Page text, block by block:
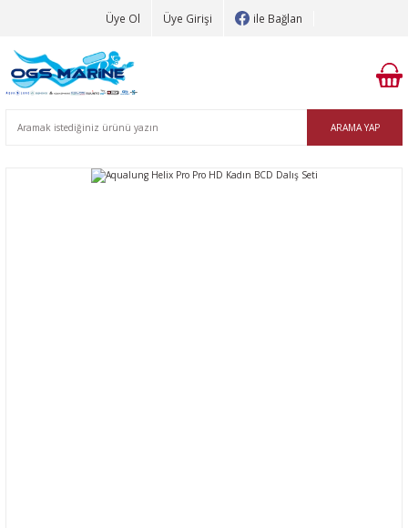
Üye Ol Üye Girişi ile Bağlan
ARAMA YAP